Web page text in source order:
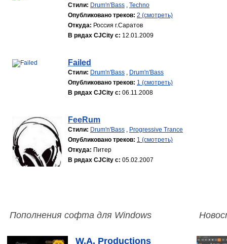
Стили: Drum'n'Bass , Techno
Опубликовано треков: 2 (смотреть)
Откуда: Россия г.Саратов
В рядах CJCity с: 12.01.2009
Failed
Стили: Drum'n'Bass , Drum'n'Bass
Опубликовано треков: 1 (смотреть)
В рядах CJCity с: 06.11.2008
FeeRum
Стили: Drum'n'Bass , Progressive Trance
Опубликовано треков: 1 (смотреть)
Откуда: Питер
В рядах CJCity с: 05.02.2007
Пополнения софта для Windows
W.A. Productions